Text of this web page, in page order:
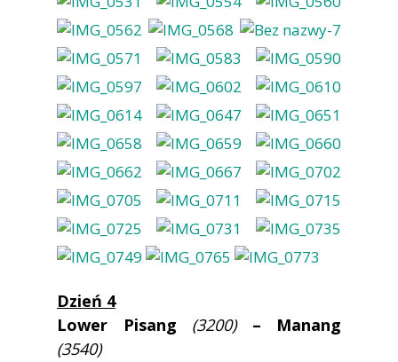
Dzień 4
Lower Pisang (3200)– Manang
(3540)